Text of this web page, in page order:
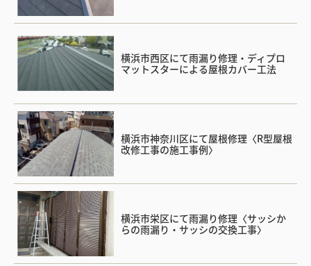
横浜市西区にて雨漏り修理・ディプロ
マットスターによる屋根カバー工法
横浜市神奈川区にて屋根修理〈R型屋根
改修工事の施工事例〉
横浜市栄区にて雨漏り修理〈サッシか
らの雨漏り・サッシの交換工事〉